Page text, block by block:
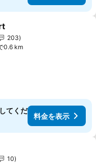
りに追加
203
0.6 km
てくだ
料金を表示
りに追加
10